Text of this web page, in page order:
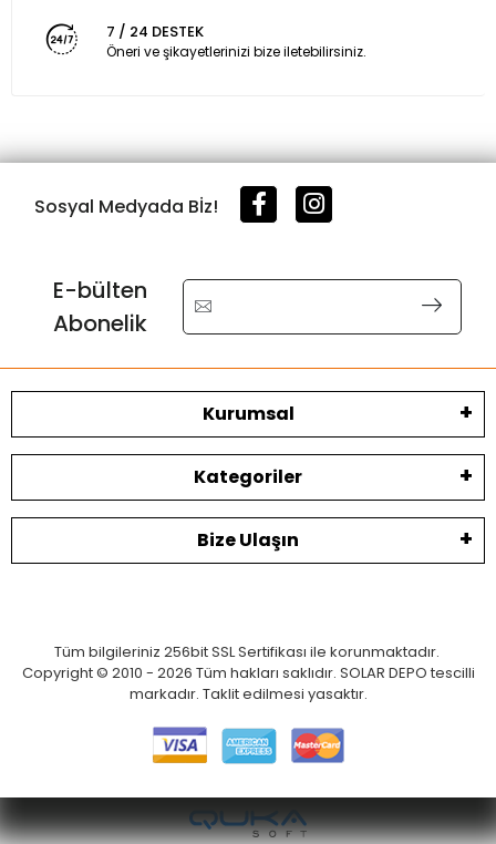
7 / 24 DESTEK
Öneri ve şikayetlerinizi bize iletebilirsiniz.
Sosyal Medyada Bİz!
E-bülten
Abonelik
Kurumsal
Kategoriler
Bize Ulaşın
Tüm bilgileriniz 256bit SSL Sertifikası ile korunmaktadır.
Copyright © 2010 - 2026 Tüm hakları saklıdır. SOLAR DEPO tescilli
markadır. Taklit edilmesi yasaktır.